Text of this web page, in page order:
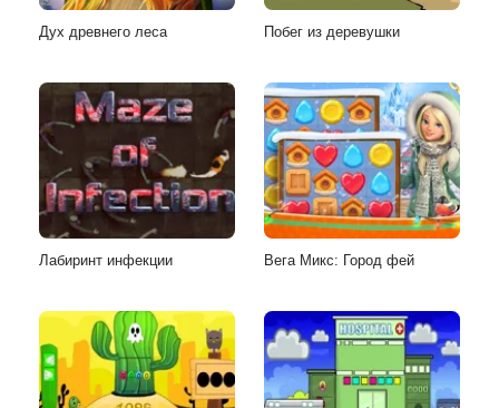
Дух древнего леса Побег из деревушки
Лабиринт инфекции Вега Микс: Город фей